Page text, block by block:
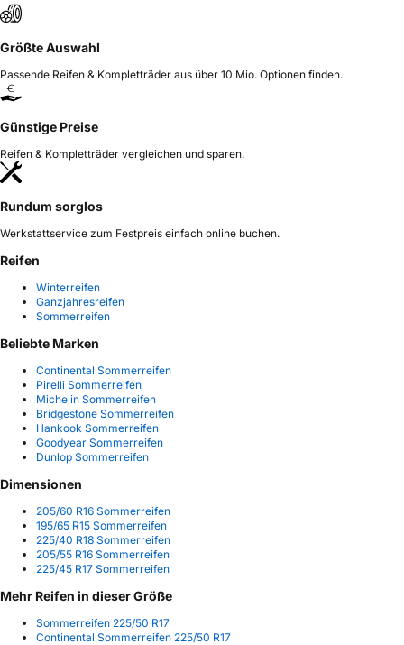
Größte Auswahl
Passende Reifen & Kompletträder aus über 10 Mio. Optionen finden.
Günstige Preise
Reifen & Kompletträder vergleichen und sparen.
Rundum sorglos
Werkstattservice zum Festpreis einfach online buchen.
Reifen
Winterreifen
Ganzjahresreifen
Sommerreifen
Beliebte Marken
Continental Sommerreifen
Pirelli Sommerreifen
Michelin Sommerreifen
Bridgestone Sommerreifen
Hankook Sommerreifen
Goodyear Sommerreifen
Dunlop Sommerreifen
Dimensionen
205/60 R16 Sommerreifen
195/65 R15 Sommerreifen
225/40 R18 Sommerreifen
205/55 R16 Sommerreifen
225/45 R17 Sommerreifen
Mehr Reifen in dieser Größe
Sommerreifen 225/50 R17
Continental Sommerreifen 225/50 R17